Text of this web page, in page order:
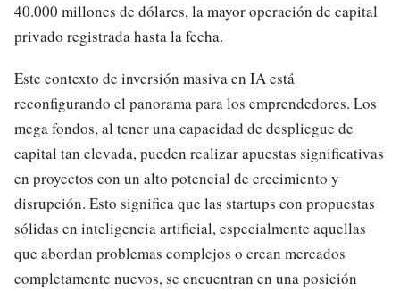
40.000 millones de dólares, la mayor operación de capital
privado registrada hasta la fecha.
Este contexto de inversión masiva en IA está
reconfigurando el panorama para los emprendedores. Los
mega fondos, al tener una capacidad de despliegue de
capital tan elevada, pueden realizar apuestas significativas
en proyectos con un alto potencial de crecimiento y
disrupción. Esto significa que las startups con propuestas
sólidas en inteligencia artificial, especialmente aquellas
que abordan problemas complejos o crean mercados
completamente nuevos, se encuentran en una posición